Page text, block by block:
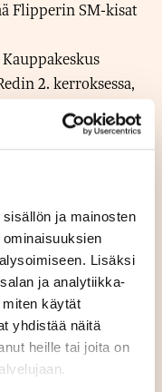
ja mainosten
Lisäksi
ja analytiikka-
käytät
yhdistää näitä
heille tai joita on
Flipperin SM-kisat
Kauppakeskus
2. kerroksessa,
klo 10-17
yleisölle avoin
ja kokeiltavana 3